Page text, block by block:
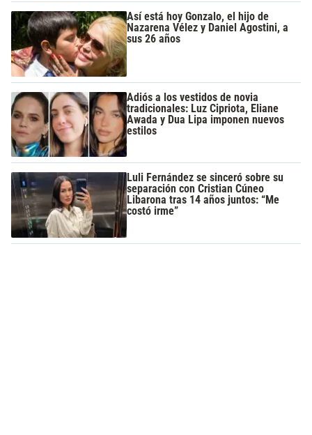
Así está hoy Gonzalo, el hijo de
Nazarena Vélez y Daniel Agostini, a
sus 26 años
Adiós a los vestidos de novia
tradicionales: Luz Cipriota, Eliane
Awada y Dua Lipa imponen nuevos
estilos
Luli Fernández se sinceró sobre su
separación con Cristian Cúneo
Libarona tras 14 años juntos: “Me
costó irme”